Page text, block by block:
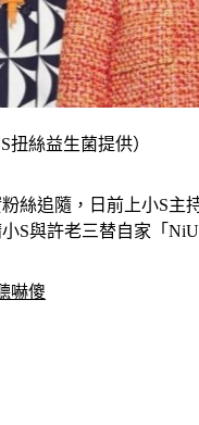
絲益生菌提供）
絲追隨，日前上小S
與許老三替自家「
嚇傻